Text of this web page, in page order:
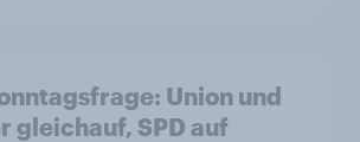
Union und
gleichauf, SPD auf